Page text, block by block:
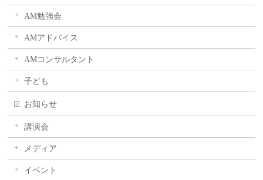
AM勉強会
AMアドバイス
AMコンサルタント
子ども
お知らせ
講演会
メディア
イベント